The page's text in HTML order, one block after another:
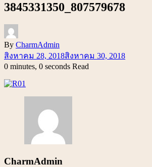
3845331350_807579678
By CharmAdmin
สิงหาคม 28, 2018สิงหาคม 30, 2018
0 minutes, 0 seconds Read
CharmAdmin